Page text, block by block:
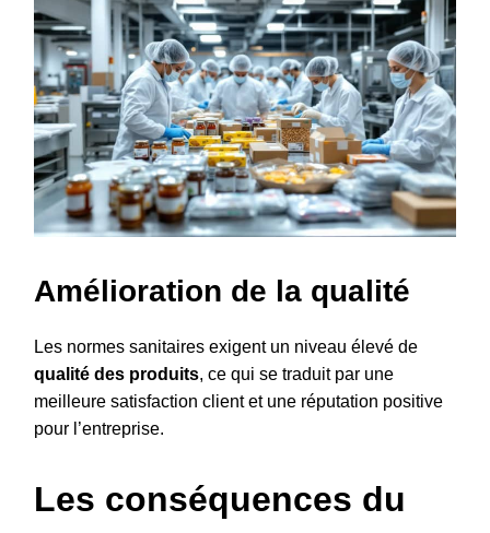
Amélioration de la qualité
Les normes sanitaires exigent un niveau élevé de
qualité des produits, ce qui se traduit par une
meilleure satisfaction client et une réputation positive
pour l’entreprise.
Les conséquences du